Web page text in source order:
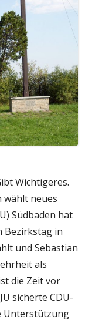
Wichtigeres.
wählt neues
Südbaden hat
Bezirkstag in
und Sebastian
als
die Zeit vor
sicherte CDU-
Unterstützung